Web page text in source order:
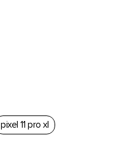
pixel 11 pro xl